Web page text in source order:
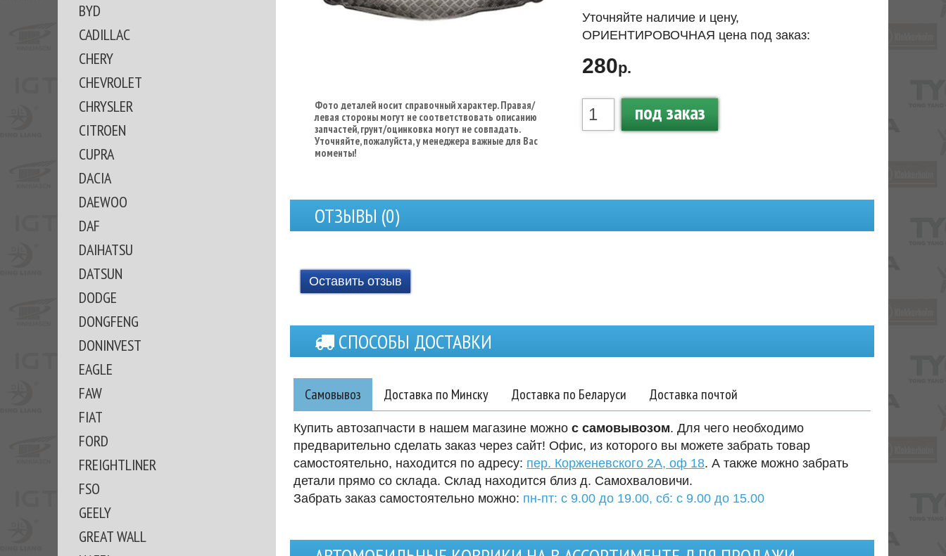
BYD
CADILLAC
CHERY
CHEVROLET
CHRYSLER
CITROEN
CUPRA
DACIA
DAEWOO
DAF
DAIHATSU
DATSUN
DODGE
DONGFENG
DONINVEST
EAGLE
FAW
FIAT
FORD
FREIGHTLINER
FSO
GEELY
GREAT WALL
Фото деталей носит справочный характер. Правая/
левая стороны могут не соответствовать описанию
запчастей, грунт/оцинковка могут не совпадать.
Уточняйте, пожалуйста, у менеджера важные для Вас
моменты!
Уточняйте наличие и цену,
ОРИЕНТИРОВОЧНАЯ цена под заказ:
280р.
под заказ
ОТЗЫВЫ (0)
Оставить отзыв
СПОСОБЫ ДОСТАВКИ
Самовывоз Доставка по Минску Доставка по Беларуси Доставка почтой
Купить автозапчасти в нашем магазине можно с самовывозом. Для чего необходимо
предварительно сделать заказ через сайт! Офис, из которого вы можете забрать товар
самостоятельно, находится по адресу: пер. Корженевского 2А, оф 18. А также можно забрать
детали прямо со склада. Склад находится близ д. Самохваловичи.
Забрать заказ самостоятельно можно: пн-пт: с 9.00 до 19.00, сб: с 9.00 до 15.00